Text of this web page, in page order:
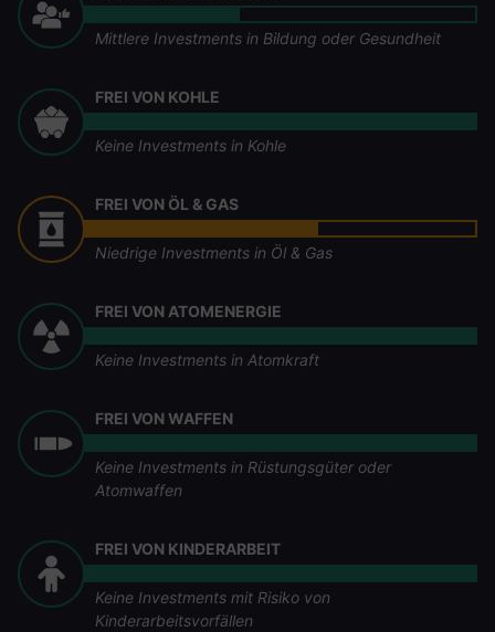
Mittlere Investments in Bildung oder Gesundheit
FREI VON KOHLE
Keine Investments in Kohle
FREI VON ÖL & GAS
Niedrige Investments in Öl & Gas
FREI VON ATOMENERGIE
Keine Investments in Atomkraft
FREI VON WAFFEN
Keine Investments in Rüstungsgüter oder
Atomwaffen
FREI VON KINDERARBEIT
Keine Investments mit Risiko von
Kinderarbeitsvorfällen